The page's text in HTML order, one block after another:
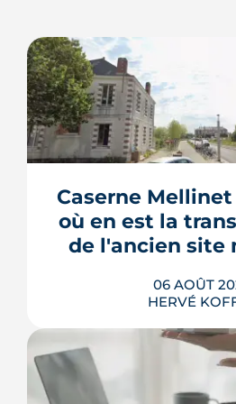
Caserne
où en est la
de l'ancien site
06 AOÛT
HERVÉ